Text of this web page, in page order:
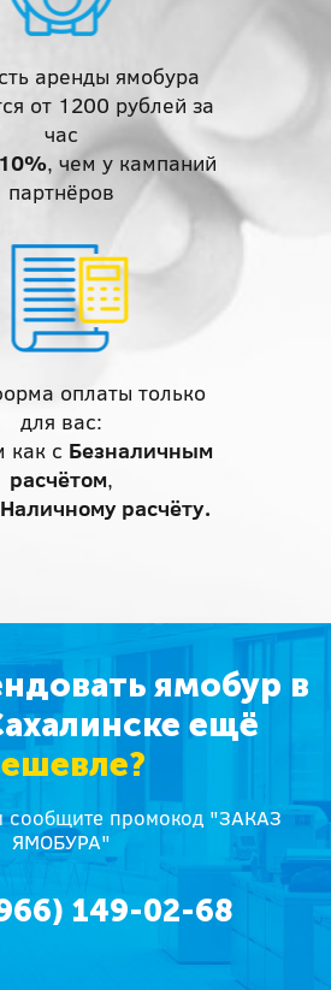
аренды ямобура
от 1200 рублей за
час
, чем у кампаний
партнёров
оплаты только
для вас:
как с Безналичным
расчётом,
Наличному расчёту.
ямобур в
ещё
сообщите промокод "ЗАКАЗ
ЯМОБУРА"
149-02-68